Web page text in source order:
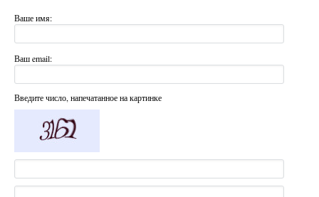
Ваше имя:
Ваш email:
Введите число, напечатанное на картинке